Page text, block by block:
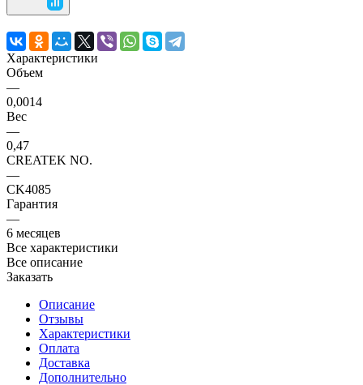
Характеристики
Объем
—
0,0014
Вес
—
0,47
CREATEK NO.
—
CK4085
Гарантия
—
6 месяцев
Все характеристики
Все описание
Заказать
Описание
Отзывы
Характеристики
Оплата
Доставка
Дополнительно